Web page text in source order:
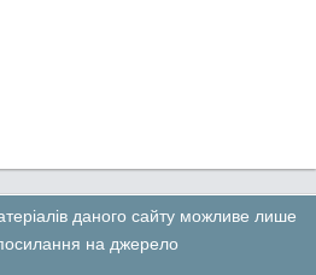
даного сайту можливе лише
на джерело